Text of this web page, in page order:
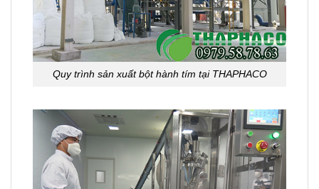
Quy trình sản xuất bột hành tím tại THAPHACO